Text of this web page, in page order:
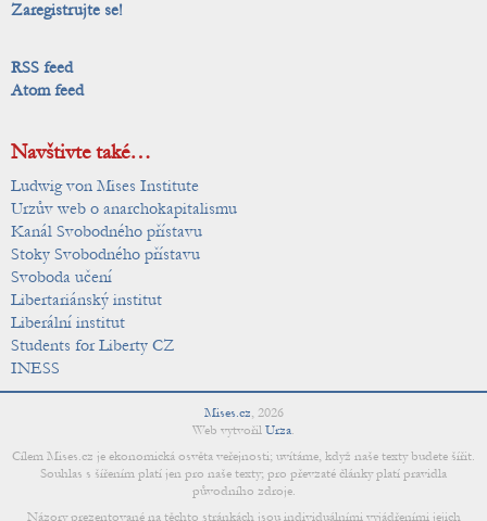
Zaregistrujte se!
RSS feed
Atom feed
Navštivte také…
Ludwig von Mises Institute
Urzův web o anarchokapitalismu
Kanál Svobodného přístavu
Stoky Svobodného přístavu
Svoboda učení
Libertariánský institut
Liberální institut
Students for Liberty CZ
INESS
Mises.cz, 2026
Web vytvořil Urza.
Cílem Mises.cz je ekonomická osvěta veřejnosti; uvítáme, když naše texty budete šířit.
Souhlas s šířením platí jen pro naše texty; pro převzaté články platí pravidla
původního zdroje.
Názory prezentované na těchto stránkách jsou individuálními vyjádřeními jejich